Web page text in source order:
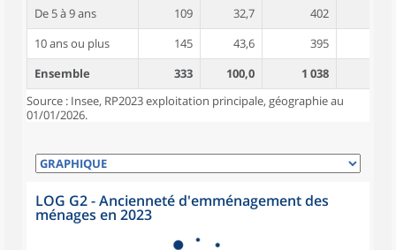
De 5 à 9 ans
109 32,7 402
10 ans ou plus
145 43,6 395
Ensemble
333 100,0 1 038
Source : Insee, RP2023 exploitation principale, géographie au
01/01/2026.
LOG G2 - Ancienneté d'emménagement des
ménages en 2023